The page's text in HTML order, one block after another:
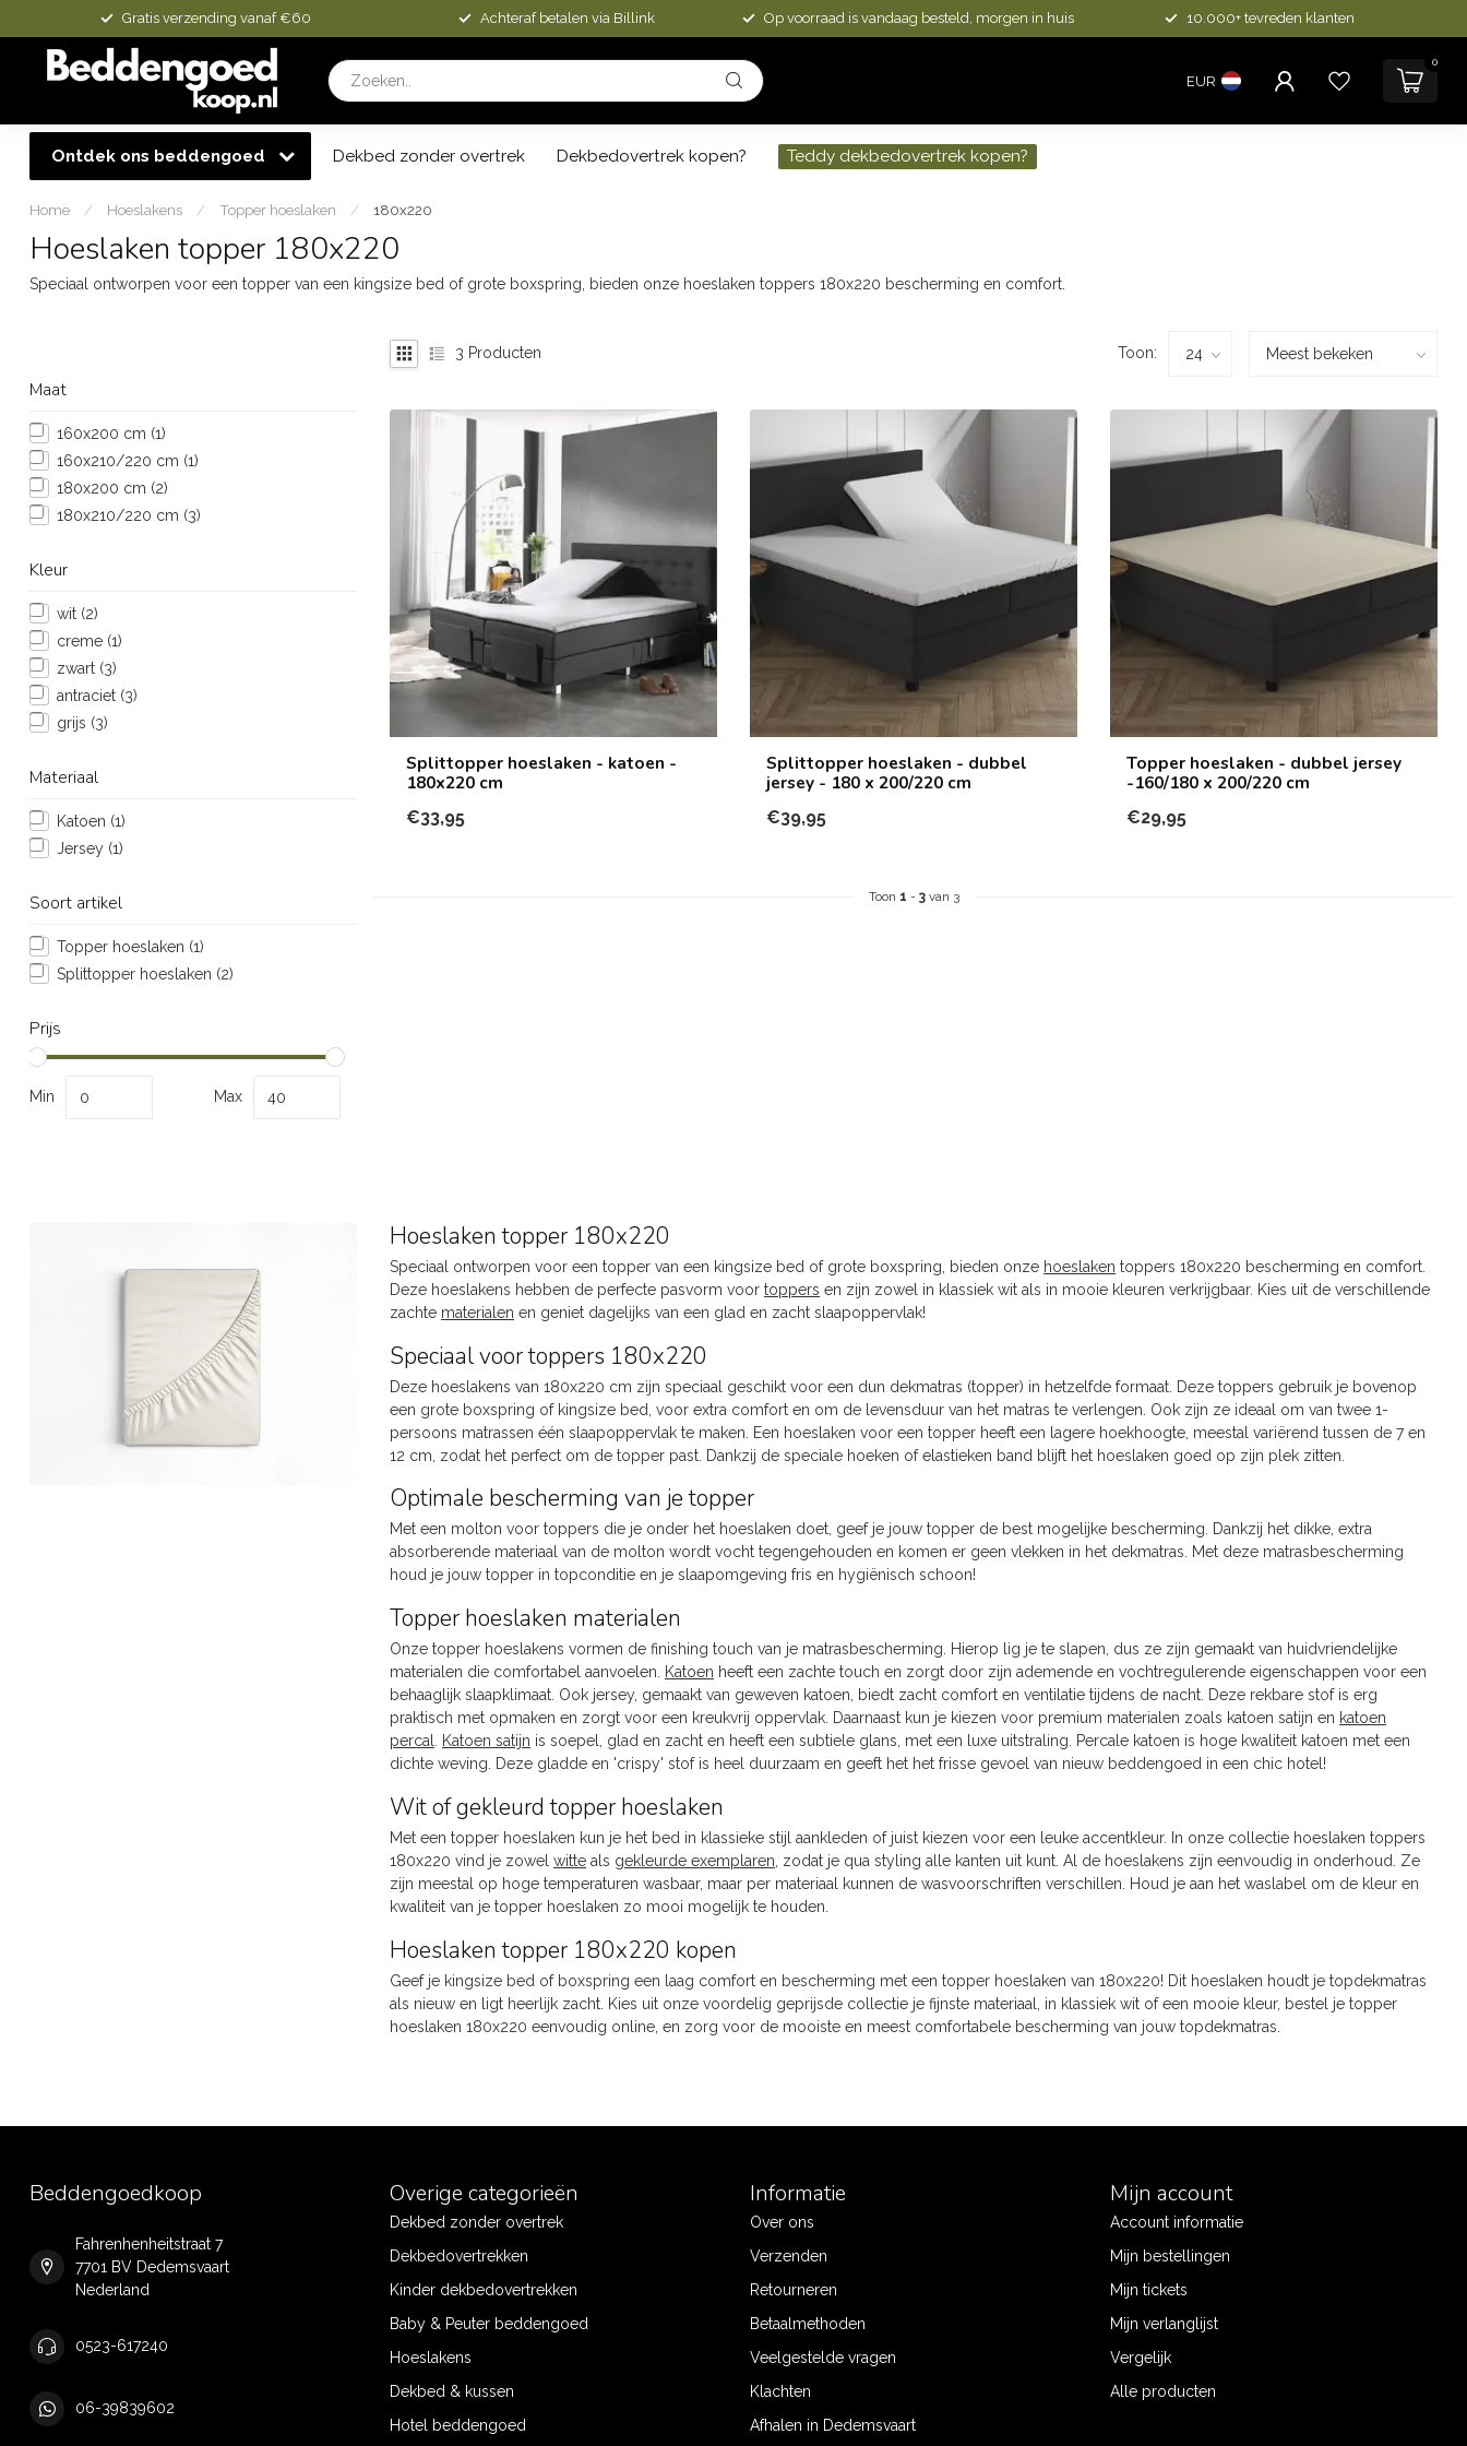
Gratis verzending vanaf €60 Achteraf betalen via Billink Op voorraad is vandaag besteld, morgen in huis 10.000+ tevreden klanten
EUR
0
Ontdek ons beddengoed Dekbed zonder overtrek Dekbedovertrek kopen? Teddy dekbedovertrek kopen?
Home / Hoeslakens / Topper hoeslaken / 180x220
Hoeslaken topper 180x220
Speciaal ontworpen voor een topper van een kingsize bed of grote boxspring, bieden onze hoeslaken toppers 180x220 bescherming en comfort.
Maat
160x200 cm (1)
160x210/220 cm (1)
180x200 cm (2)
180x210/220 cm (3)
Kleur
wit (2)
creme (1)
zwart (3)
antraciet (3)
grijs (3)
Materiaal
Katoen (1)
Jersey (1)
Soort artikel
Topper hoeslaken (1)
Splittopper hoeslaken (2)
Prijs
Min Max
3 Producten Toon:
Splittopper hoeslaken - katoen -
180x220 cm
€33,95
Splittopper hoeslaken - dubbel
jersey - 180 x 200/220 cm
€39,95
Topper hoeslaken - dubbel jersey
-160/180 x 200/220 cm
€29,95
Toon 1 - 3van 3
Hoeslaken topper 180x220
Speciaal ontworpen voor een topper van een kingsize bed of grote boxspring, bieden onze hoeslaken toppers 180x220 bescherming en comfort.
Deze hoeslakens hebben de perfecte pasvorm voor toppers en zijn zowel in klassiek wit als in mooie kleuren verkrijgbaar. Kies uit de verschillende
zachte materialen en geniet dagelijks van een glad en zacht slaapoppervlak!
Speciaal voor toppers 180x220
Deze hoeslakens van 180x220 cm zijn speciaal geschikt voor een dun dekmatras (topper) in hetzelfde formaat. Deze toppers gebruik je bovenop
een grote boxspring of kingsize bed, voor extra comfort en om de levensduur van het matras te verlengen. Ook zijn ze ideaal om van twee 1-
persoons matrassen één slaapoppervlak te maken. Een hoeslaken voor een topper heeft een lagere hoekhoogte, meestal variërend tussen de 7 en
12 cm, zodat het perfect om de topper past. Dankzij de speciale hoeken of elastieken band blijft het hoeslaken goed op zijn plek zitten.
Optimale bescherming van je topper
Met een molton voor toppers die je onder het hoeslaken doet, geef je jouw topper de best mogelijke bescherming. Dankzij het dikke, extra
absorberende materiaal van de molton wordt vocht tegengehouden en komen er geen vlekken in het dekmatras. Met deze matrasbescherming
houd je jouw topper in topconditie en je slaapomgeving fris en hygiënisch schoon!
Topper hoeslaken materialen
Onze topper hoeslakens vormen de finishing touch van je matrasbescherming. Hierop lig je te slapen, dus ze zijn gemaakt van huidvriendelijke
materialen die comfortabel aanvoelen.
Katoen heeft een zachte touch en zorgt door zijn ademende en vochtregulerende eigenschappen voor een
behaaglijk slaapklimaat. Ook jersey, gemaakt van geweven katoen, biedt zacht comfort en ventilatie tijdens de nacht. Deze rekbare stof is erg
praktisch met opmaken en zorgt voor een kreukvrij oppervlak. Daarnaast kun je kiezen voor premium materialen zoals katoen satijn en katoen
percal
Katoen satijn is soepel, glad en zacht en heeft een subtiele glans, met een luxe uitstraling. Percale katoen is hoge kwaliteit katoen met een
dichte weving. Deze gladde en 'crispy' stof is heel duurzaam en geeft het het frisse gevoel van nieuw beddengoed in een chic hotel!
Wit of gekleurd topper hoeslaken
Met een topper hoeslaken kun je het bed in klassieke stijl aankleden of juist kiezen voor een leuke accentkleur. In onze collectie hoeslaken toppers
180x220 vind je zowel witte als gekleurde exemplaren , zodat je qua styling alle kanten uit kunt. Al de hoeslakens zijn eenvoudig in onderhoud. Ze
zijn meestal op hoge temperaturen wasbaar, maar per materiaal kunnen de wasvoorschriften verschillen. Houd je aan het waslabel om de kleur en
kwaliteit van je topper hoeslaken zo mooi mogelijk te houden.
Hoeslaken topper 180x220 kopen
Geef je kingsize bed of boxspring een laag comfort en bescherming met een topper hoeslaken van 180x220! Dit hoeslaken houdt je topdekmatras
als nieuw en ligt heerlijk zacht. Kies uit onze voordelig geprijsde collectie je fijnste materiaal, in klassiek wit of een mooie kleur, bestel je topper
hoeslaken 180x220 eenvoudig online, en zorg voor de mooiste en meest comfortabele bescherming van jouw topdekmatras.
Beddengoedkoop
Fahrenhenheitstraat 7
7701 BV Dedemsvaart
Nederland
0523-617240
06-39839602
Overige categorieën
Dekbed zonder overtrek
Dekbedovertrekken
Kinder dekbedovertrekken
Baby & Peuter beddengoed
Hoeslakens
Dekbed & kussen
Hotel beddengoed
Informatie
Over ons
Verzenden
Retourneren
Betaalmethoden
Veelgestelde vragen
Klachten
Afhalen in Dedemsvaart
Mijn account
Account informatie
Mijn bestellingen
Mijn tickets
Mijn verlanglijst
Vergelijk
Alle producten